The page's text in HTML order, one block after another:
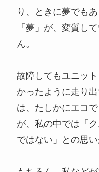
り、ときに夢でも
「夢」が、変質し
ん。
故障してもユニッ
かったように走り
は、たしかにエコ
が、私の中では「
ではない」との思い